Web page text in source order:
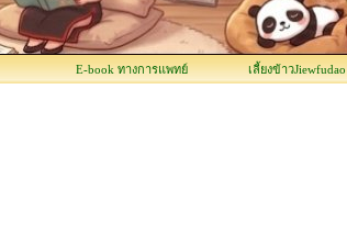
E-book ทางการแพทย์ เลี้ยงข้าวJiewfudao